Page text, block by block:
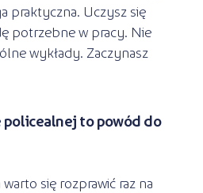
praktyczna. Uczysz się
potrzebne w pracy. Nie
wykłady. Zaczynasz
policealnej to powód do
się rozprawić raz na